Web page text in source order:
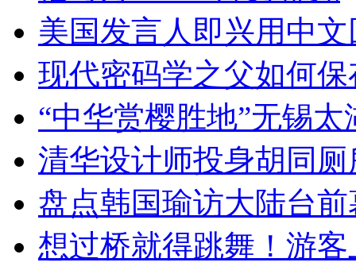
美国发言人即兴用中
现代密码学之父如何
“中华赏樱胜地”无锡
清华设计师投身胡同
盘点韩国瑜访大陆台
想过桥就得跳舞！游客